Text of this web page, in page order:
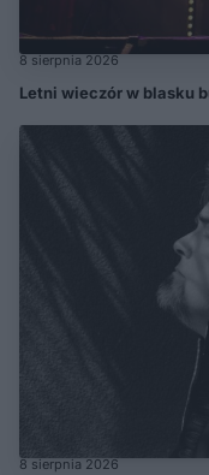
8 sierpnia 2026
Letni wieczór w blasku
8 sierpnia 2026